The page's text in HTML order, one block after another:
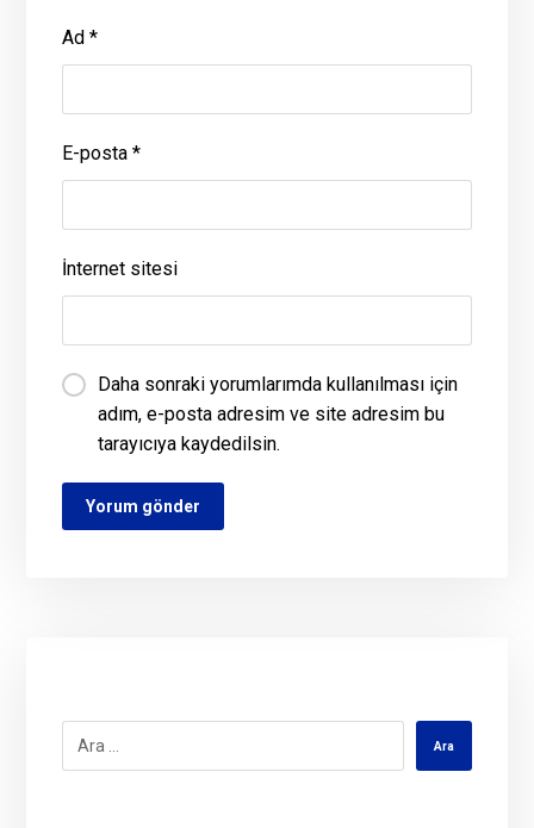
Ad*
E-posta*
İnternet sitesi
Daha sonraki yorumlarımda kullanılması için
adım, e-posta adresim ve site adresim bu
tarayıcıya kaydedilsin.